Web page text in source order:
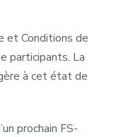
et Conditions de
participants. La
à cet état de
prochain FS-